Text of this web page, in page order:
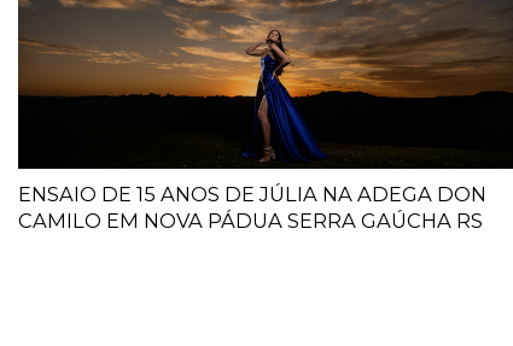
ENSAIO DE 15 ANOS DE JÚLIA NA ADEGA DON
CAMILO EM NOVA PÁDUA SERRA GAÚCHA RS